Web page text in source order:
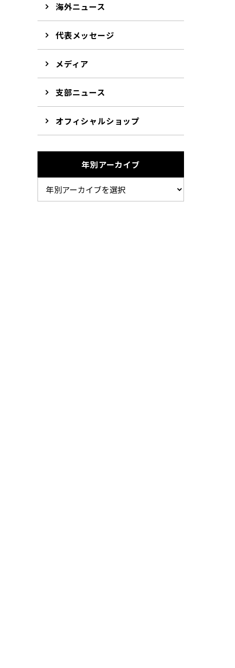
海外ニュース
代表メッセージ
メディア
支部ニュース
オフィシャルショップ
年別アーカイブ